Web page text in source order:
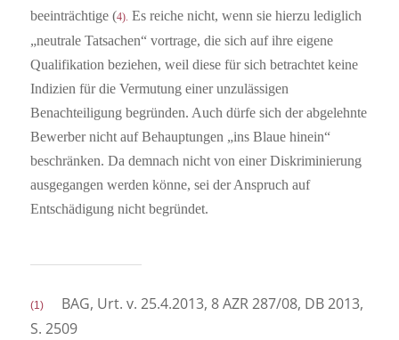
beeinträchtige (4). Es reiche nicht, wenn sie hierzu lediglich
„neutrale Tatsachen“ vortrage, die sich auf ihre eigene
Qualifikation beziehen, weil diese für sich betrachtet keine
Indizien für die Vermutung einer unzulässigen
Benachteiligung begründen. Auch dürfe sich der abgelehnte
Bewerber nicht auf Behauptungen „ins Blaue hinein“
beschränken. Da demnach nicht von einer Diskriminierung
ausgegangen werden könne, sei der Anspruch auf
Entschädigung nicht begründet.
(1)
BAG, Urt. v. 25.4.2013, 8 AZR 287/08, DB 2013,
S. 2509